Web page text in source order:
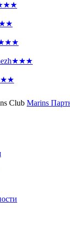
★★★
Club Marins